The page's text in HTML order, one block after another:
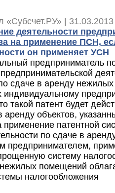
«Субсчет.РУ» |
деятельности
на применение ПСН,
он применяет УСН
предприниматель
сдаче в аренду
такой патент будет
объектов,
применение патентной
по сдаче в
предпринимателем,
систему
помещений
налогообложения